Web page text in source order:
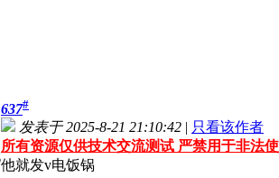
637#
发表于 2025-8-21 21:10:42 | 只看该作者
所有资源仅供技术交流测试 严禁用于非法
他就发v电饭锅